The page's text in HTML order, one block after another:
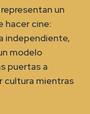
un
hacer cine:
independiente,
modelo
puertas a
cultura mientras